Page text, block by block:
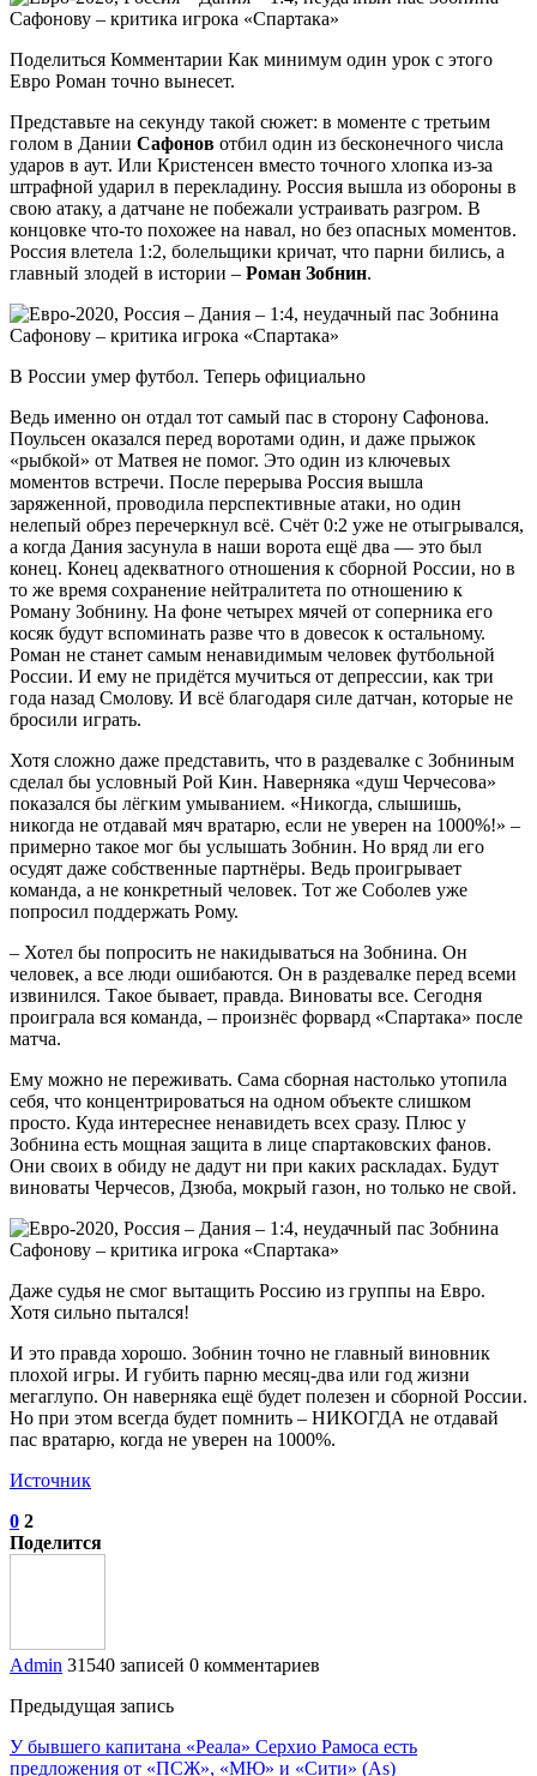
Поделиться Комментарии Как минимум один урок с этого
Евро Роман точно вынесет.
Представьте на секунду такой сюжет: в моменте с третьим
голом в Дании Сафонов отбил один из бесконечного числа
ударов в аут. Или Кристенсен вместо точного хлопка из-за
штрафной ударил в перекладину. Россия вышла из обороны в
свою атаку, а датчане не побежали устраивать разгром. В
концовке что-то похожее на навал, но без опасных моментов.
Россия влетела 1:2, болельщики кричат, что парни бились, а
главный злодей в истории – Роман Зобнин.
В России умер футбол. Теперь официально
Ведь именно он отдал тот самый пас в сторону Сафонова.
Поульсен оказался перед воротами один, и даже прыжок
«рыбкой» от Матвея не помог. Это один из ключевых
моментов встречи. После перерыва Россия вышла
заряженной, проводила перспективные атаки, но один
нелепый обрез перечеркнул всё. Счёт 0:2 уже не отыгрывался,
а когда Дания засунула в наши ворота ещё два — это был
конец. Конец адекватного отношения к сборной России, но в
то же время сохранение нейтралитета по отношению к
Роману Зобнину. На фоне четырех мячей от соперника его
косяк будут вспоминать разве что в довесок к остальному.
Роман не станет самым ненавидимым человек футбольной
России. И ему не придётся мучиться от депрессии, как три
года назад Смолову. И всё благодаря силе датчан, которые не
бросили играть.
Хотя сложно даже представить, что в раздевалке с Зобниным
сделал бы условный Рой Кин. Наверняка «душ Черчесова»
показался бы лёгким умыванием. «Никогда, слышишь,
никогда не отдавай мяч вратарю, если не уверен на 1000%!» –
примерно такое мог бы услышать Зобнин. Но вряд ли его
осудят даже собственные партнёры. Ведь проигрывает
команда, а не конкретный человек. Тот же Соболев уже
попросил поддержать Рому.
– Хотел бы попросить не накидываться на Зобнина. Он
человек, а все люди ошибаются. Он в раздевалке перед всеми
извинился. Такое бывает, правда. Виноваты все. Сегодня
проиграла вся команда, – произнёс форвард «Спартака» после
матча.
Ему можно не переживать. Сама сборная настолько утопила
себя, что концентрироваться на одном объекте слишком
просто. Куда интереснее ненавидеть всех сразу. Плюс у
Зобнина есть мощная защита в лице спартаковских фанов.
Они своих в обиду не дадут ни при каких раскладах. Будут
виноваты Черчесов, Дзюба, мокрый газон, но только не свой.
Даже судья не смог вытащить Россию из группы на Евро.
Хотя сильно пытался!
И это правда хорошо. Зобнин точно не главный виновник
плохой игры. И губить парню месяц-два или год жизни
мегаглупо. Он наверняка ещё будет полезен и сборной России.
Но при этом всегда будет помнить – НИКОГДА не отдавай
пас вратарю, когда не уверен на 1000%.
Источник
0 2
Поделится
Admin 31540 записей 0 комментариев
Предыдущая запись
У бывшего капитана «Реала» Серхио Рамоса есть
предложения от «ПСЖ», «МЮ» и «Сити» (As)